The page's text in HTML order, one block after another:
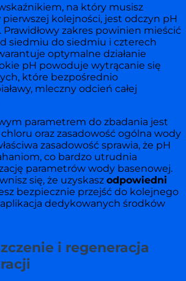
na który musisz
kolejności, jest odczyn pH
zakres powinien mieścić
siedmiu do siedmiu i czterech
optymalne działanie
pH powoduje wytrącanie się
które bezpośrednio
mleczny odcień całej
parametrem do zbadania jest
oraz zasadowość ogólna wody
zasadowość sprawia, że pH
co bardzo utrudnia
parametrów wody basenowej.
się, że uzyskasz odpowiedni
bezpiecznie przejść do kolejnego
dedykowanych środków
i regeneracja